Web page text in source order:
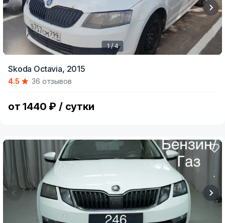
of
1 / 4
Skoda Octavia, 2015
4.5 36 отзывов
от 1440 ₽ / сутки